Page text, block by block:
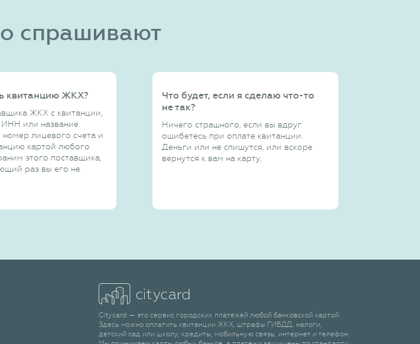
спрашивают
квитанцию ЖКХ?
ЖКХ с квитанции,
ИНН или название.
номер лицевого счета и
картой любого
этого поставщика,
раз вы его не
Что будет, если я сделаю что-то
не так?
Ничего страшного, если вы вдруг
ошибетесь при оплате квитанции.
Деньги или не спишутся, или вскоре
вернутся к вам на карту.
Citycard — это сервис городских платежей любой банковской картой.
Здесь можно оплатить квитанции ЖКХ, штрафы ГИБДД, налоги,
детский сад или школу, кредиты, мобильную связь, интернет и телефон.